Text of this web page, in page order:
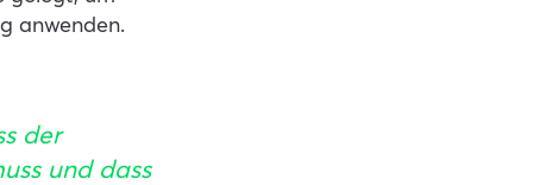
anwenden.
der
und dass